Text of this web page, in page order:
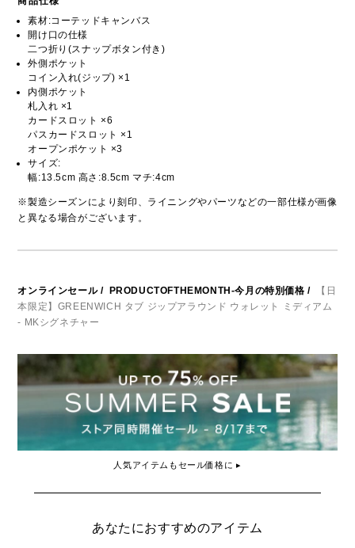
素材:コーテッドキャンバス
開け口の仕様
二つ折り(スナップボタン付き)
外側ポケット
コイン入れ(ジップ) ×1
内側ポケット
札入れ ×1
カードスロット ×6
パスカードスロット ×1
オープンポケット ×3
サイズ:
幅:13.5cm 高さ:8.5cm マチ:4cm
※製造シーズンにより刻印、ライニングやパーツなどの一部仕様が画像
と異なる場合がございます。
オンラインセール/ PRODUCTOFTHEMONTH-今月の特別価格 /
【日
本限定】GREENWICH タブ ジップアラウンド ウォレット ミディアム
- MKシグネチャー
人気アイテムもセール価格に ▸
あなたにおすすめのアイテム